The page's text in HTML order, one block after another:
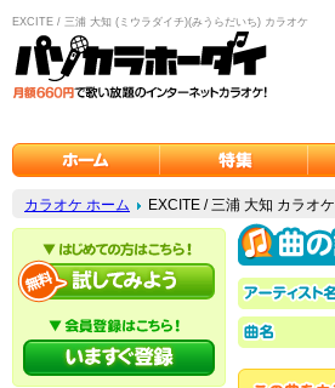
EXCITE / 三浦 大知 (ミウラダイチ)(みうらだいち) カラオケ
カラオケ ホーム EXCITE / 三浦 大知 カラオケ